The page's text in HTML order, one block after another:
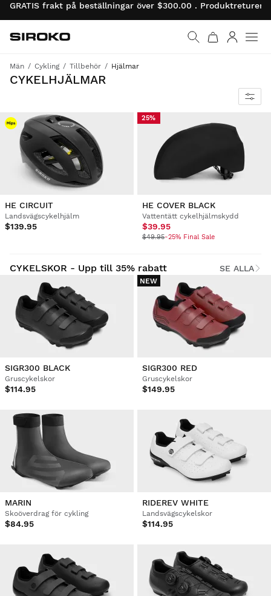
GRATIS frakt på beställningar över $300.00 . Produktreturer
Gå till startsidan
Siroko.com
Män Cykling Tillbehör Hjälmar
CYKELHJÄLMAR
HE CIRCUIT
Landsvägscykelhjälm
$139.95
25%
HE COVER BLACK
Vattentätt cykelhjälmskydd
$39.95
$49.95-25% Final Sale
CYKELSKOR - Upp till 35% rabatt SE ALLA
SIGR300 BLACK
Gruscykelskor
$114.95
NEW
SIGR300 RED
Gruscykelskor
$149.95
MARIN
Skoöverdrag för cykling
$84.95
RIDEREV WHITE
Landsvägscykelskor
$114.95